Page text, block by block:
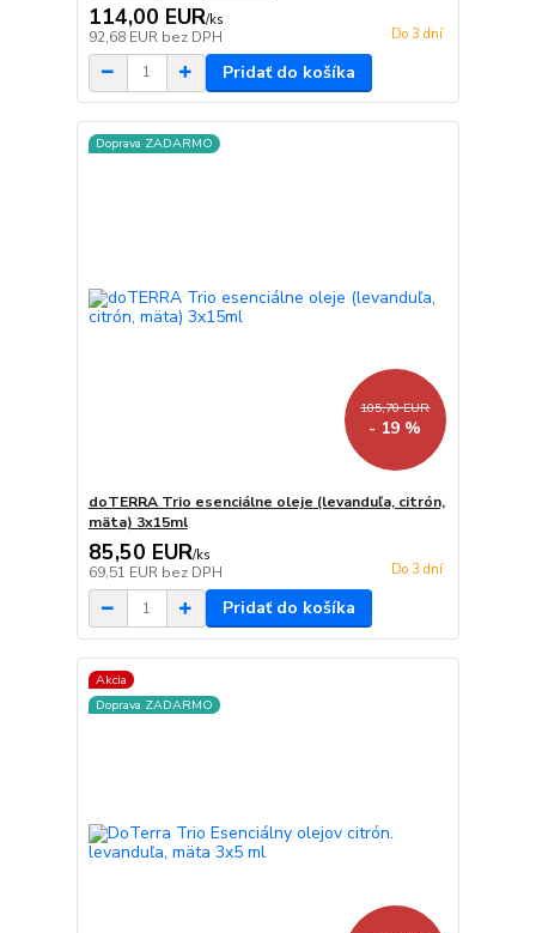
114,00 EUR/ks
92,68 EUR bez DPH Do 3 dní
Pridať do košíka
Doprava ZADARMO
105,70 EUR
- 19 %
doTERRA Trio esenciálne oleje (levanduľa, citrón,
mäta) 3x15ml
85,50 EUR/ks
69,51 EUR bez DPH Do 3 dní
Pridať do košíka
Akcia
Doprava ZADARMO